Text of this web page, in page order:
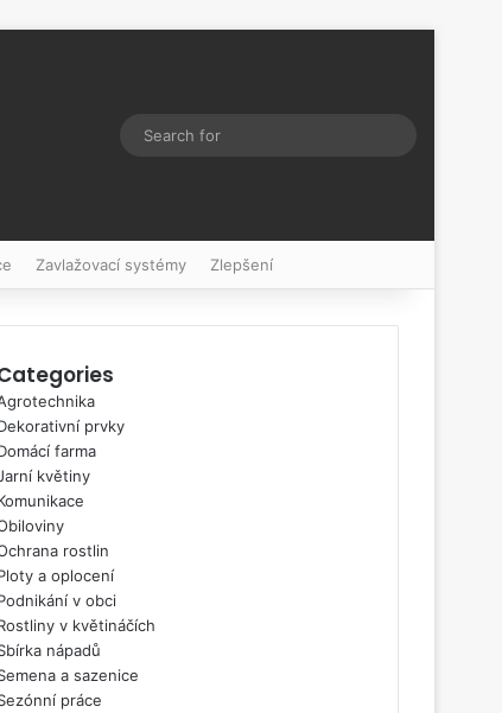
Switch skin
Zavlažovací systémy Zlepšení
prvky
farma
květiny
rostlin
a oplocení
v obci
v květináčích
nápadů
a sazenice
práce